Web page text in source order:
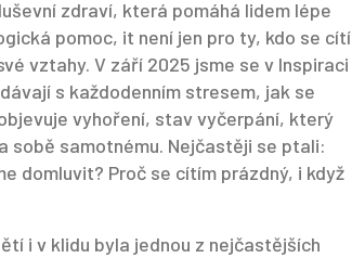
zdraví, která pomáhá lidem lépe
pomoc, it není jen pro ty, kdo se cítí
vztahy. V září 2025 jsme se v Inspiraci
s každodenním stresem, jak se
vyhoření, stav vyčerpání, který
sobě samotnému. Nejčastěji se ptali:
domluvit? Proč se cítím prázdný, i když
i v klidu byla jednou z nejčastějších